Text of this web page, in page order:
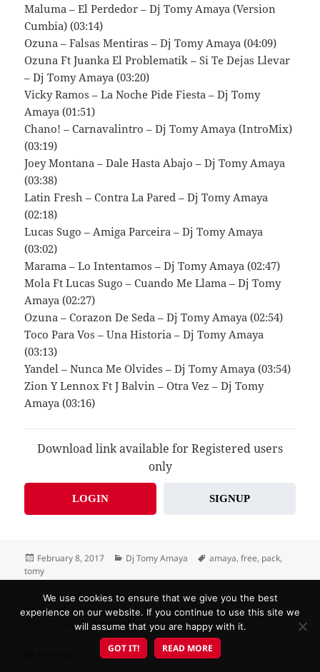
Maluma – El Perdedor – Dj Tomy Amaya (Version
Cumbia) (03:14)
Ozuna – Falsas Mentiras – Dj Tomy Amaya (04:09)
Ozuna Ft Juanka El Problematik – Si Te Dejas Llevar
– Dj Tomy Amaya (03:20)
Vicky Ramos – La Noche Pide Fiesta – Dj Tomy
Amaya (01:51)
Chano! – Carnavalintro – Dj Tomy Amaya (IntroMix)
(03:19)
Joey Montana – Dale Hasta Abajo – Dj Tomy Amaya
(03:38)
Latin Fresh – Contra La Pared – Dj Tomy Amaya
(02:18)
Lucas Sugo – Amiga Parceira – Dj Tomy Amaya
(03:02)
Marama – Lo Intentamos – Dj Tomy Amaya (02:47)
Mola Ft Lucas Sugo – Cuando Me Llama – Dj Tomy
Amaya (02:27)
Ozuna – Corazon De Seda – Dj Tomy Amaya (02:54)
Toco Para Vos – Una Historia – Dj Tomy Amaya
(03:13)
Yandel – Nunca Me Olvides – Dj Tomy Amaya (03:54)
Zion Y Lennox Ft J Balvin – Otra Vez – Dj Tomy
Amaya (03:16)
Download link available for Registered users
only
LOGIN SIGNUP
Posted
on
February 8, 2017 Categories
Dj Tomy Amaya Tags
amaya,free, pack,
tomy
Home About US F.A.Q. Send Promo
Contacts
Privacy Policy
Report Abuse
- DJ's Choice!
We use cookies to ensure that we give you the best
experience on our website. If you continue to use this site we
will assume that you are happy with it.
GOT IT! READ MORE